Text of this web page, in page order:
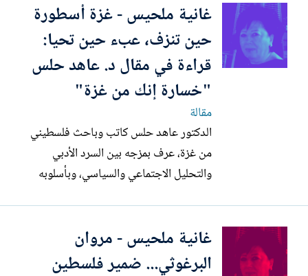
يظل اسم مروان البرغوثي أكثر من مجرد اسم
شخص، إنه اختبار حي لفكرة القيادة الوطنية
وإمكان بناء مشروع تحرري...
غانية ملحيس - غزة أسطورة
حين تنزف، عبء حين تحيا:
قراءة في مقال د. عاهد حلس
"خسارة إنك من غزة"
مقالة
الدكتور عاهد حلس كاتب وباحث فلسطيني
من غزة، عرف بمزجه بين السرد الأدبي
والتحليل الاجتماعي والسياسي، وبأسلوبه
شعره ومقالاته لا تتوقف عند نقد الاحتلال
فحسب، بل تتوغل عميقًا في نقد الذات
غانية ملحيس - مروان
البرغوثي... ضمير فلسطين